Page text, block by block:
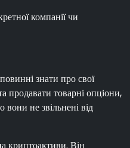
компанії чи
знати про свої
продавати товарні опціони,
не звільнені від